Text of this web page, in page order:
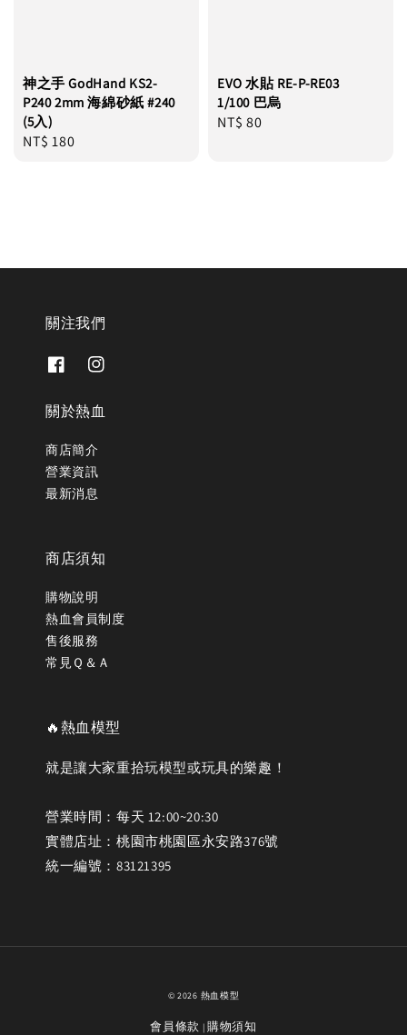
神之手 GodHand KS2-
P240 2mm 海綿砂紙 #240
(5入)
Regular
NT$ 180
EVO 水貼 RE-P-RE03
1/100 巴烏
Regular
NT$ 80
關注我們
關於熱血
商店簡介
營業資訊
最新消息
商店須知
購物說明
熱血會員制度
售後服務
常見Ｑ＆Ａ
🔥熱血模型
就是讓大家重拾玩模型或玩具的樂趣！
營業時間：每天 12:00~20:30
實體店址：桃園市桃園區永安路376號
統一編號：83121395
© 2026 熱血模型
會員條款 |購物須知